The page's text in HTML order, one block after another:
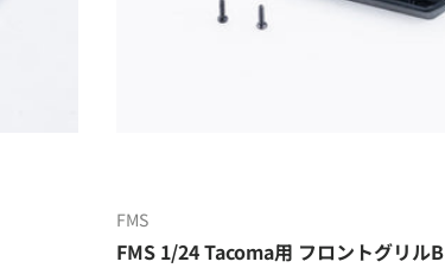
FMS
FMS 1/24 Tacoma用 フロントグリルB